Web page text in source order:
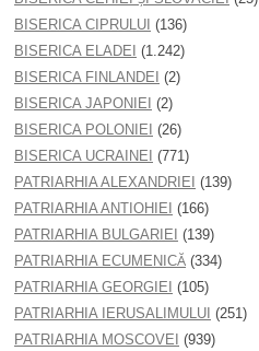
BISERICA CIPRULUI (136)
BISERICA ELADEI (1.242)
BISERICA FINLANDEI (2)
BISERICA JAPONIEI (2)
BISERICA POLONIEI (26)
BISERICA UCRAINEI (771)
PATRIARHIA ALEXANDRIEI (139)
PATRIARHIA ANTIOHIEI (166)
PATRIARHIA BULGARIEI (139)
PATRIARHIA ECUMENICĂ (334)
PATRIARHIA GEORGIEI (105)
PATRIARHIA IERUSALIMULUI (251)
PATRIARHIA MOSCOVEI (939)